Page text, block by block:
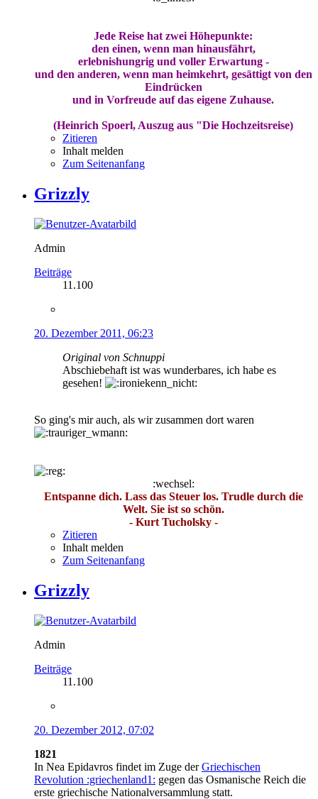
Jede Reise hat zwei Höhepunkte:
den einen, wenn man hinausfährt,
erlebnishungrig und voller Erwartung -
und den anderen, wenn man heimkehrt, gesättigt von den
Eindrücken
und in Vorfreude auf das eigene Zuhause.
(Heinrich Spoerl, Auszug aus "Die Hochzeitsreise)
Zitieren
Inhalt melden
Zum Seitenanfang
Grizzly
Admin
Beiträge
11.100
20. Dezember 2011, 06:23
Original von Schnuppi
Abschiebehaft ist was wunderbares, ich habe es
gesehen!
So ging's mir auch, als wir zusammen dort waren
:wechsel:
Entspanne dich. Lass das Steuer los. Trudle durch die
Welt. Sie ist so schön.
- Kurt Tucholsky -
Zitieren
Inhalt melden
Zum Seitenanfang
Grizzly
Admin
Beiträge
11.100
20. Dezember 2012, 07:02
1821
In Nea Epidavros findet im Zuge derGriechischen
Revolution :griechenland1: gegen das Osmanische Reich die
erste griechische Nationalversammlung statt.